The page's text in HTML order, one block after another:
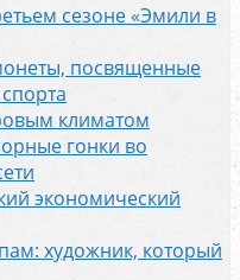
сезоне «Эмили в
посвященные
климатом
гонки во
экономический
художник, который